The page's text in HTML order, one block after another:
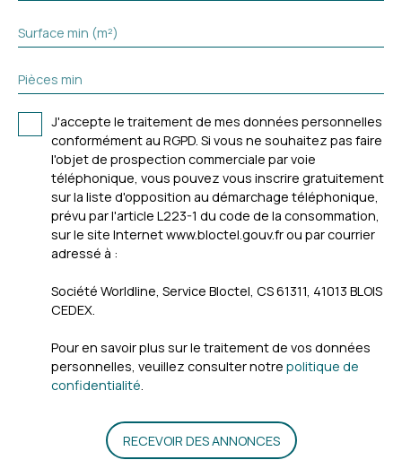
Surface min (m²)
Pièces min
J'accepte le traitement de mes données personnelles
conformément au RGPD. Si vous ne souhaitez pas faire
l'objet de prospection commerciale par voie
téléphonique, vous pouvez vous inscrire gratuitement
sur la liste d'opposition au démarchage téléphonique,
prévu par l'article L223-1 du code de la consommation,
sur le site Internet www.bloctel.gouv.fr ou par courrier
adressé à :
Société Worldline, Service Bloctel, CS 61311, 41013 BLOIS
CEDEX.
Pour en savoir plus sur le traitement de vos données
personnelles, veuillez consulter notre politique de
confidentialité.
RECEVOIR DES ANNONCES